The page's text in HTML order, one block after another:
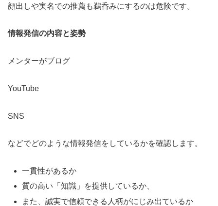
顔出しや実名での推薦も鵜呑みにするのは危険です。
情報発信の内容と姿勢
メンターがブログ
YouTube
SNS
などでどのような情報発信をしているかを確認します。
一貫性があるか
質の高い「知識」を提供しているか、
また、誠実で信頼できる人柄がにじみ出ているか